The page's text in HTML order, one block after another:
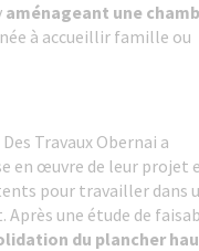
aménageant une
à accueillir famille ou
Travaux Obernai a
en œuvre de leur projet
pour travailler dans
une étude de
du plancher